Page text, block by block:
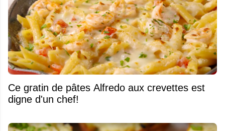
Ce gratin de pâtes Alfredo aux crevettes est
digne d'un chef!